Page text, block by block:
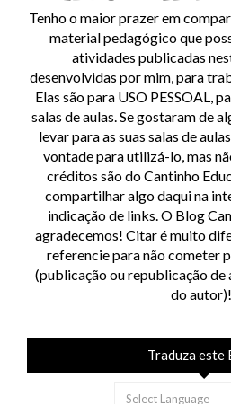
Tenho o maior prazer em
material pedagógico que
atividades publicadas
desenvolvidas por mim, para
Elas são para USO PESSOAL,
salas de aulas. Se gostaram de
levar para as suas salas de
vontade para utilizá-lo, mas
créditos são do Cantinho
compartilhar algo daqui na
indicação de links. O Blog
agradecemos! Citar é muito
referencie para não cometer
(publicação ou republicação de
do autor)!
Traduza este